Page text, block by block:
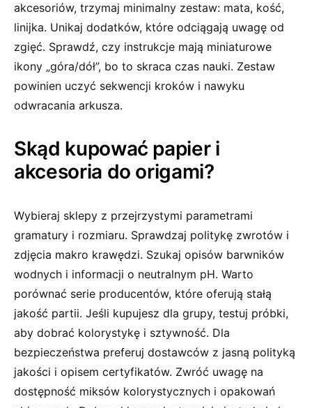
akcesoriów, trzymaj minimalny zestaw: mata, kość,
linijka. Unikaj dodatków, które odciągają uwagę od
zgięć. Sprawdź, czy instrukcje mają miniaturowe
ikony „góra/dół”, bo to skraca czas nauki. Zestaw
powinien uczyć sekwencji kroków i nawyku
odwracania arkusza.
Skąd kupować papier i
akcesoria do origami?
Wybieraj sklepy z przejrzystymi parametrami
gramatury i rozmiaru. Sprawdzaj politykę zwrotów i
zdjęcia makro krawędzi. Szukaj opisów barwników
wodnych i informacji o neutralnym pH. Warto
porównać serie producentów, które oferują stałą
jakość partii. Jeśli kupujesz dla grupy, testuj próbki,
aby dobrać kolorystykę i sztywność. Dla
bezpieczeństwa preferuj dostawców z jasną polityką
jakości i opisem certyfikatów. Zwróć uwagę na
dostępność miksów kolorystycznych i opakowań